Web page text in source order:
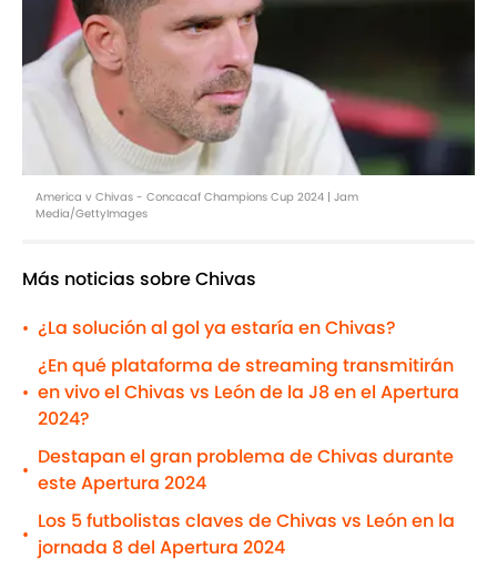
America v Chivas - Concacaf Champions Cup 2024 | Jam
Media/GettyImages
Más noticias sobre Chivas
• ¿La solución al gol ya estaría en Chivas?
•
¿En qué plataforma de streaming transmitirán
en vivo el Chivas vs León de la J8 en el Apertura
2024?
•
Destapan el gran problema de Chivas durante
este Apertura 2024
•
Los 5 futbolistas claves de Chivas vs León en la
jornada 8 del Apertura 2024